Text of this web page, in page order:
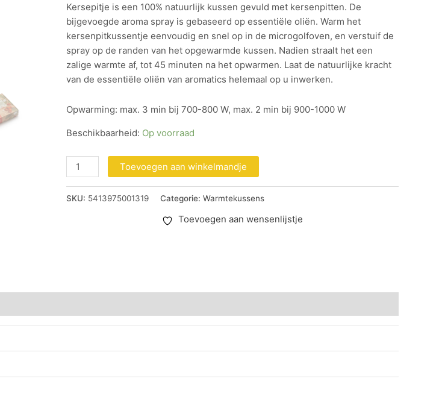
Kersepitje is een 100% natuurlijk kussen gevuld met kersenpitten. De
bijgevoegde aroma spray is gebaseerd op essentiële oliën. Warm het
kersenpitkussentje eenvoudig en snel op in de microgolfoven, en verstuif de
spray op de randen van het opgewarmde kussen. Nadien straalt het een
zalige warmte af, tot 45 minuten na het opwarmen. Laat de natuurlijke kracht
van de essentiële oliën van aromatics helemaal op u inwerken.
Opwarming: max. 3 min bij 700-800 W, max. 2 min bij 900-1000 W
Beschikbaarheid: Op voorraad
Toevoegen aan winkelmandje
SKU: 5413975001319 Categorie: Warmtekussens
Toevoegen aan wensenlijstje